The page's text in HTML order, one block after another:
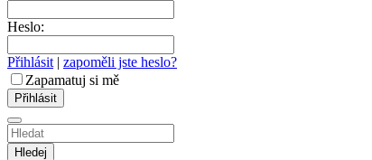
Heslo:
Přihlásit | zapoměli jste heslo?
Zapamatuj si mě
Hledej